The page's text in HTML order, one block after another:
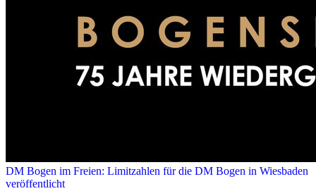
DM Bogen im Freien: Limitzahlen für die DM Bogen in Wiesbaden
veröffentlicht